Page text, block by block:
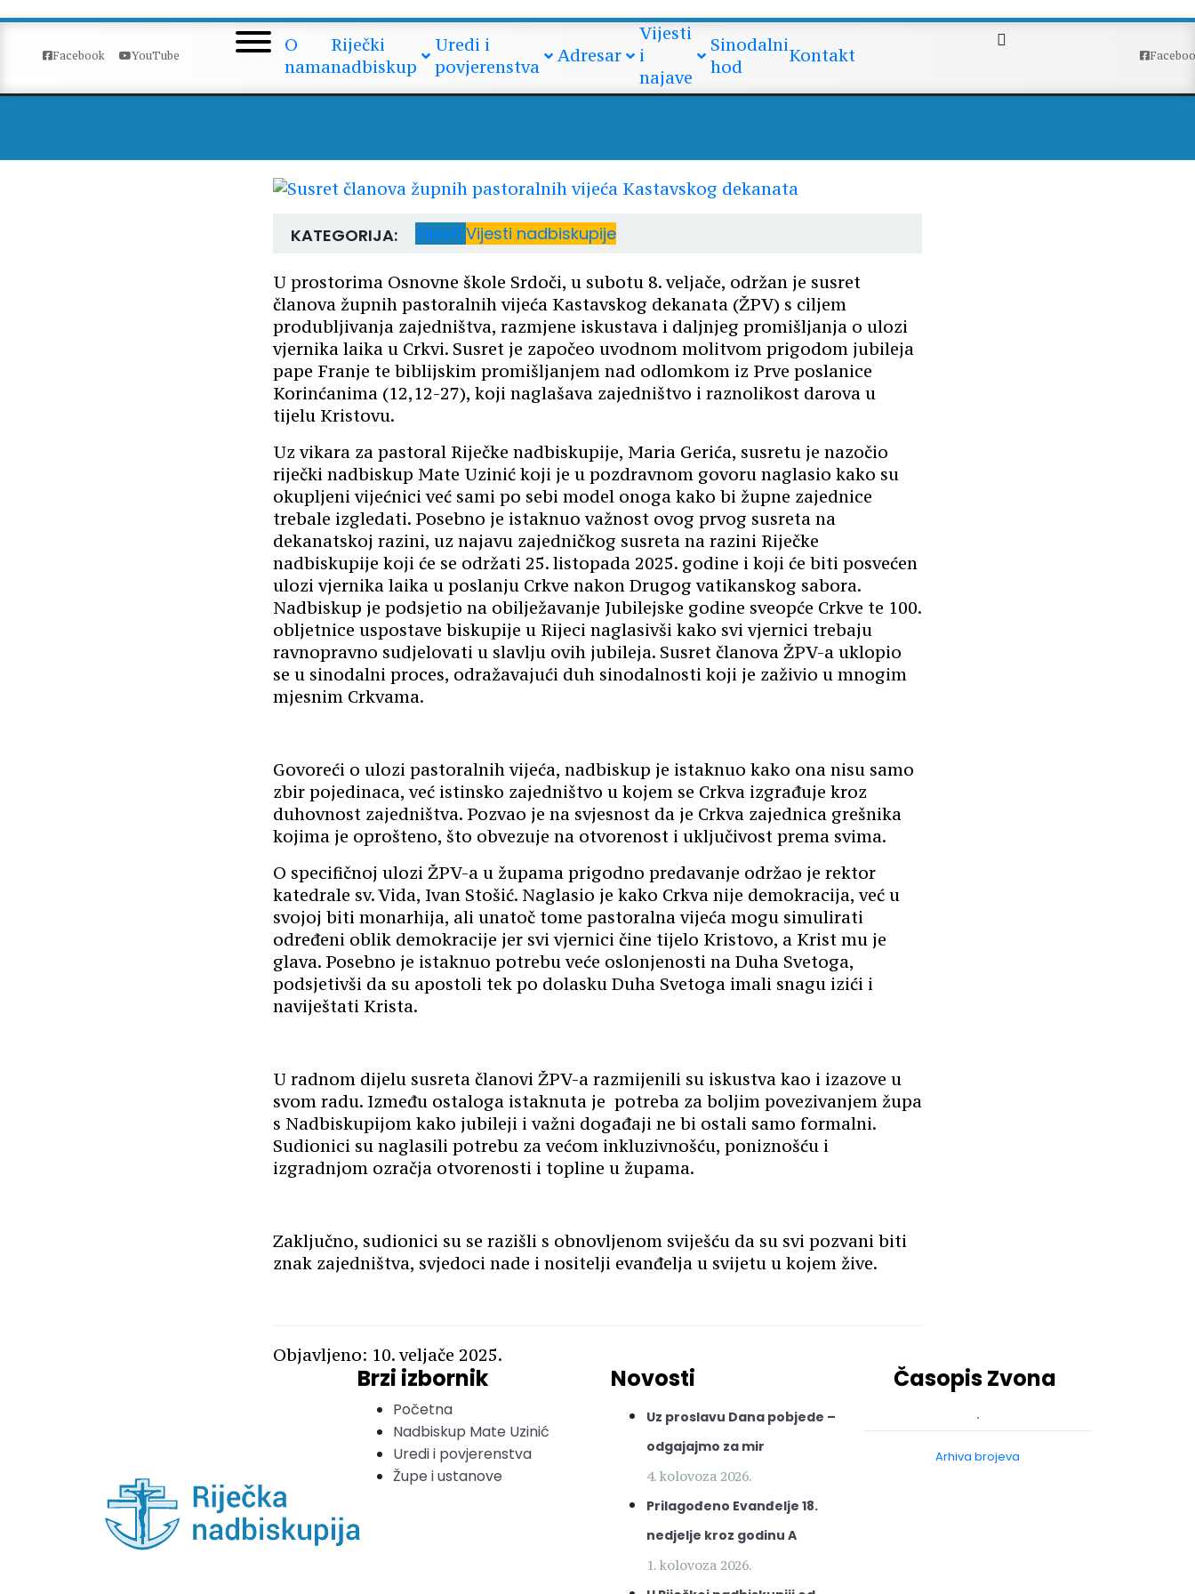
Facebook YouTube
O
nama
Riječki
nadbiskup
Uredi i
povjerenstva
Adresar
Vijesti
i
najave
Sinodalni
hod
Kontakt
Susret članova župnih pastoralnih vijeća Kastavskog dekanata
KATEGORIJA: Vijesti Vijesti nadbiskupije
U prostorima Osnovne škole Srdoči, u subotu 8. veljače, održan je susret
članova župnih pastoralnih vijeća Kastavskog dekanata (ŽPV) s ciljem
produbljivanja zajedništva, razmjene iskustava i daljnjeg promišljanja o ulozi
vjernika laika u Crkvi. Susret je započeo uvodnom molitvom prigodom jubileja
pape Franje te biblijskim promišljanjem nad odlomkom iz Prve poslanice
Korinćanima (12,12-27), koji naglašava zajedništvo i raznolikost darova u
tijelu Kristovu.
Uz vikara za pastoral Riječke nadbiskupije, Maria Gerića, susretu je nazočio
riječki nadbiskup Mate Uzinić koji je u pozdravnom govoru naglasio kako su
okupljeni vijećnici već sami po sebi model onoga kako bi župne zajednice
trebale izgledati. Posebno je istaknuo važnost ovog prvog susreta na
dekanatskoj razini, uz najavu zajedničkog susreta na razini Riječke
nadbiskupije koji će se održati 25. listopada 2025. godine i koji će biti posvećen
ulozi vjernika laika u poslanju Crkve nakon Drugog vatikanskog sabora.
Nadbiskup je podsjetio na obilježavanje Jubilejske godine sveopće Crkve te 100.
obljetnice uspostave biskupije u Rijeci naglasivši kako svi vjernici trebaju
ravnopravno sudjelovati u slavlju ovih jubileja. Susret članova ŽPV-a uklopio
se u sinodalni proces, odražavajući duh sinodalnosti koji je zaživio u mnogim
mjesnim Crkvama.
Govoreći o ulozi pastoralnih vijeća, nadbiskup je istaknuo kako ona nisu samo
zbir pojedinaca, već istinsko zajedništvo u kojem se Crkva izgrađuje kroz
duhovnost zajedništva. Pozvao je na svjesnost da je Crkva zajednica grešnika
kojima je oprošteno, što obvezuje na otvorenost i uključivost prema svima.
O specifičnoj ulozi ŽPV-a u župama prigodno predavanje održao je rektor
katedrale sv. Vida, Ivan Stošić. Naglasio je kako Crkva nije demokracija, već u
svojoj biti monarhija, ali unatoč tome pastoralna vijeća mogu simulirati
određeni oblik demokracije jer svi vjernici čine tijelo Kristovo, a Krist mu je
glava. Posebno je istaknuo potrebu veće oslonjenosti na Duha Svetoga,
podsjetivši da su apostoli tek po dolasku Duha Svetoga imali snagu izići i
naviještati Krista.
U radnom dijelu susreta članovi ŽPV-a razmijenili su iskustva kao i izazove u
svom radu. Između ostaloga istaknuta je potreba za boljim povezivanjem župa
s Nadbiskupijom kako jubileji i važni događaji ne bi ostali samo formalni.
Sudionici su naglasili potrebu za većom inkluzivnošću, poniznošću i
izgradnjom ozračja otvorenosti i topline u župama.
Zaključno, sudionici su se razišli s obnovljenom sviješću da su svi pozvani biti
znak zajedništva, svjedoci nade i nositelji evanđelja u svijetu u kojem žive.
Objavljeno: 10. veljače 2025.
Brzi izbornik
Početna
Nadbiskup Mate Uzinić
Uredi i povjerenstva
Župe i ustanove
Novosti
Uz proslavu Dana pobjede –
odgajajmo za mir
4. kolovoza 2026.
Prilagođeno Evanđelje 18.
nedjelje kroz godinu A
1. kolovoza 2026.
Časopis Zvona
Arhiva brojeva